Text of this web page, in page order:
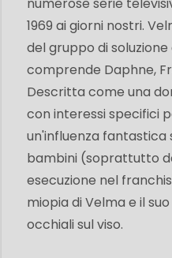
1969 ai giorni nostri.
del gruppo di
comprende Daphne,
Descritta come una
con interessi specifici
un'influenza fantastica
bambini (soprattutto
esecuzione nel
miopia di Velma e il
occhiali sul viso.